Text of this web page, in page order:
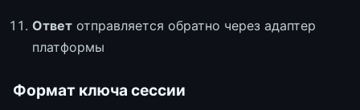
Ответ отправляется обратно через адаптер
платформы
Формат ключа сессии